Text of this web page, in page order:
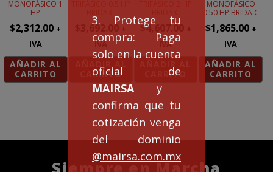
3. Protege tu
compra: Paga
solo en la cuenta
oficial de
MAIRSA y
confirma que tu
cotización venga
del dominio
@mairsa.com.mx
MONOFÁSICO 1
HP
$2,312.00 +
IVA
AÑADIR AL
CARRITO
3,692.00
IVA
AÑADIR AL
CARRITO
$4,607.00
IVA
AÑADIR AL
CARRITO
MONOFÁSICO
0.50 HP BRIDA C
$1,865.00 +
IVA
AÑADIR AL
CARRITO
Siempre en Marcha